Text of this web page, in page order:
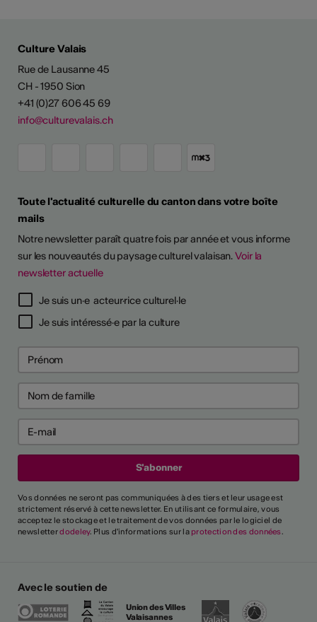
Culture Valais
Rue de Lausanne 45
CH - 1950 Sion
+41 (0)27 606 45 69
info@culturevalais.ch
Toute l'actualité culturelle du canton dans votre boîte
mails
Notre newsletter paraît quatre fois par année et vous informe
sur les nouveautés du paysage culturel valaisan.Voir la
newsletter actuelle
Je suis un·e acteur·rice culturel·le
Je suis intéressé·e par la culture
Vos données ne seront pas communiquées à des tiers et leur usage est
strictement réservé à cette newsletter. En utilisant ce formulaire, vous
acceptez le stockage et le traitement de vos données par le logiciel de
newsletterdodeley. Plus d'informations sur la protection des données.
Avec le soutien de
Union des Villes
Valaisannes